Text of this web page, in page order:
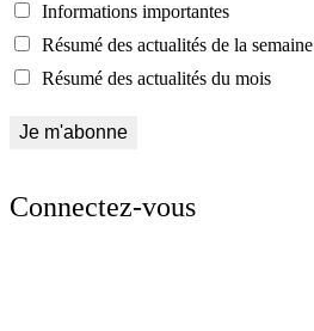
Informations importantes
Résumé des actualités de la semaine
Résumé des actualités du mois
Connectez-vous